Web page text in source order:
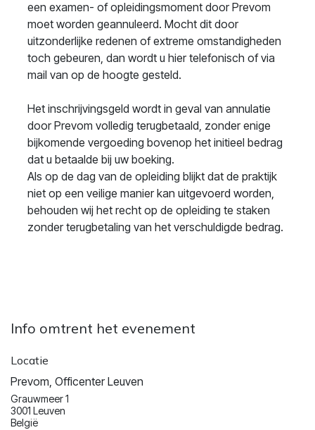
een examen- of opleidingsmoment door Prevom
moet worden geannuleerd. Mocht dit door
uitzonderlijke redenen of extreme omstandigheden
toch gebeuren, dan wordt u hier telefonisch of via
mail van op de hoogte gesteld.
Het inschrijvingsgeld wordt in geval van annulatie
door Prevom volledig terugbetaald, zonder enige
bijkomende vergoeding bovenop het initieel bedrag
dat u betaalde bij uw boeking.
Als op de dag van de opleiding blijkt dat de praktijk
niet op een veilige manier kan uitgevoerd worden,
behouden wij het recht op de opleiding te staken
zonder terugbetaling van het verschuldigde bedrag.
Info omtrent het evenement
Locatie
Prevom, Officenter Leuven
Grauwmeer 1
3001 Leuven
België